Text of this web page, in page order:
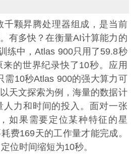
千颗昇腾处理器组成，是当前
有多快？在衡量AI计算能力的
练中，Atlas 900只用了59.8秒
的世界纪录快了10秒。应用
需10秒Atlas 900的强大算力可
天文探索为例，海量的数据计
力和时间的投入。面对一张
如果需要定位某种特征的星
费169天的工作量才能完成。
位时间缩短为10秒。